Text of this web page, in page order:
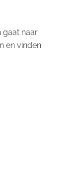
gaat naar
en vinden